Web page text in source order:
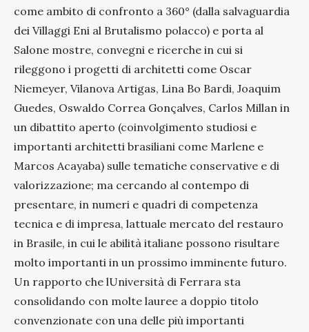
come ambito di confronto a 360° (dalla salvaguardia
dei Villaggi Eni al Brutalismo polacco) e porta al
Salone mostre, convegni e ricerche in cui si
rileggono i progetti di architetti come Oscar
Niemeyer, Vilanova Artigas, Lina Bo Bardi, Joaquim
Guedes, Oswaldo Correa Gonçalves, Carlos Millan in
un dibattito aperto (coinvolgimento studiosi e
importanti architetti brasiliani come Marlene e
Marcos Acayaba) sulle tematiche conservative e di
valorizzazione; ma cercando al contempo di
presentare, in numeri e quadri di competenza
tecnica e di impresa, lattuale mercato del restauro
in Brasile, in cui le abilità italiane possono risultare
molto importanti in un prossimo imminente futuro.
Un rapporto che lUniversità di Ferrara sta
consolidando con molte lauree a doppio titolo
convenzionate con una delle più importanti